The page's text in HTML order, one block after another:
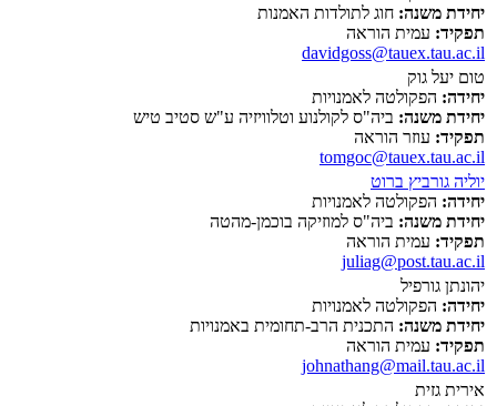
יחידת משנה: חוג לתולדות האמנות
תפקיד: עמית הוראה
davidgoss@tauex.tau.ac.il
טום יעל גוק
יחידה: הפקולטה לאמנויות
יחידת משנה: ביה"ס לקולנוע וטלוויזיה ע"ש סטיב טיש
תפקיד: עוזר הוראה
tomgoc@tauex.tau.ac.il
יוליה גורביץ ברוט
יחידה: הפקולטה לאמנויות
יחידת משנה: ביה"ס למוזיקה בוכמן-מהטה
תפקיד: עמית הוראה
juliag@post.tau.ac.il
יהונתן גורפיל
יחידה: הפקולטה לאמנויות
יחידת משנה: התכנית הרב-תחומית באמנויות
תפקיד: עמית הוראה
johnathang@mail.tau.ac.il
אירית גזית